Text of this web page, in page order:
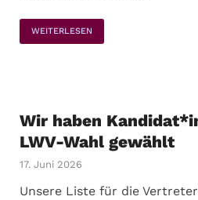
WEITERLESEN
Wir haben
LWV-Wahl gewählt
17. Juni 2026
Unsere Liste für die